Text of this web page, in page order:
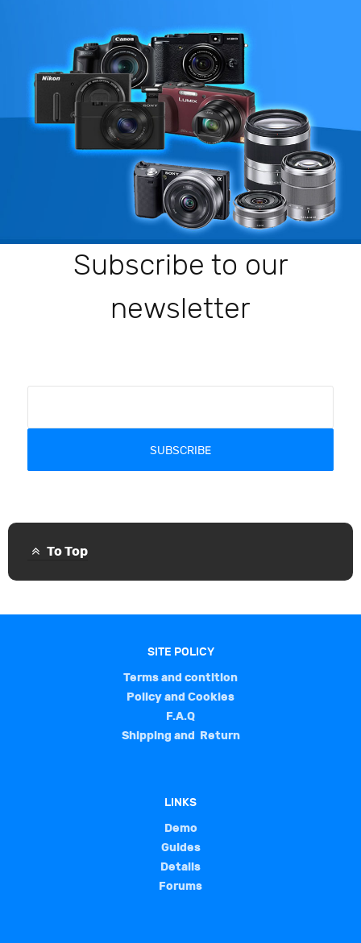
Subscribe to our
newsletter
SUBSCRIBE
To Top
SITE POLICY
Terms and contition
Policy and Cookies
F.A.Q
Shipping and Return
LINKS
Demo
Guides
Details
Forums